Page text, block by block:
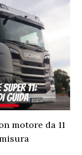
motore da 11